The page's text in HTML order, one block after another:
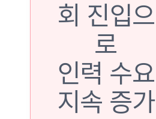
회 진입으
로
인력 수요
지속 증가